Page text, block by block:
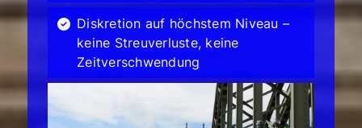
Diskretion auf höchstem Niveau –
keine Streuverluste, keine
Zeitverschwendung